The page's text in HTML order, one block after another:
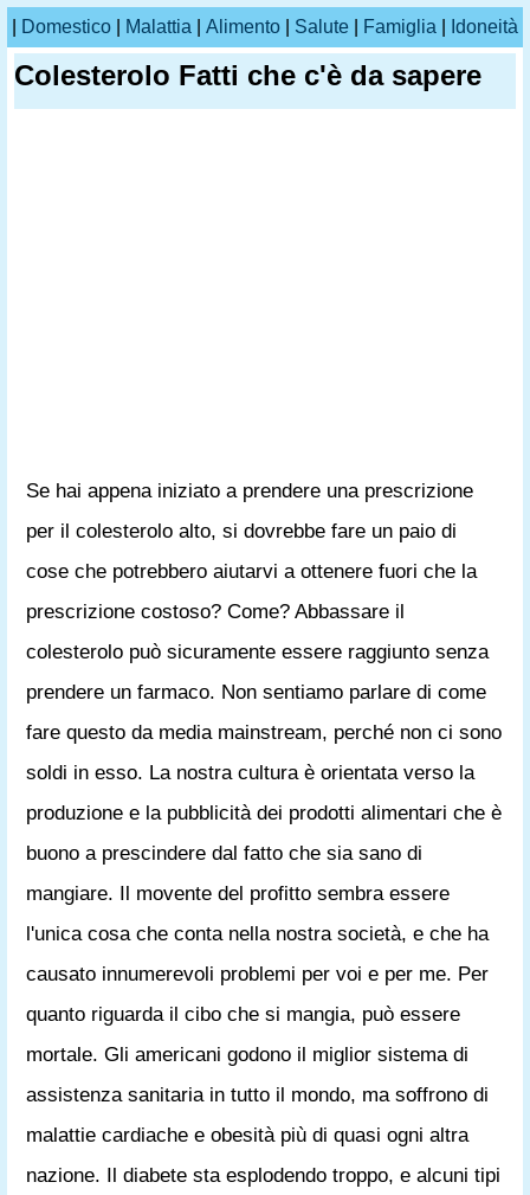
Domestico Malattia Alimento Salute Famiglia Idoneità
Colesterolo Fatti che c'è da sapere
Se hai appena iniziato a prendere una prescrizione
per il colesterolo alto, si dovrebbe fare un paio di
cose che potrebbero aiutarvi a ottenere fuori che la
prescrizione costoso? Come? Abbassare il
colesterolo può sicuramente essere raggiunto senza
prendere un farmaco. Non sentiamo parlare di come
fare questo da media mainstream, perché non ci sono
soldi in esso. La nostra cultura è orientata verso la
produzione e la pubblicità dei prodotti alimentari che è
buono a prescindere dal fatto che sia sano di
mangiare. Il movente del profitto sembra essere
l'unica cosa che conta nella nostra società, e che ha
causato innumerevoli problemi per voi e per me. Per
quanto riguarda il cibo che si mangia, può essere
mortale. Gli americani godono il miglior sistema di
assistenza sanitaria in tutto il mondo, ma soffrono di
malattie cardiache e obesità più di quasi ogni altra
nazione. Il diabete sta esplodendo troppo, e alcuni tipi